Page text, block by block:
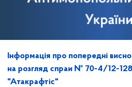
Інформація про попередні
на розгляд спраи № 70-4/12-
"Атакрафтіс"